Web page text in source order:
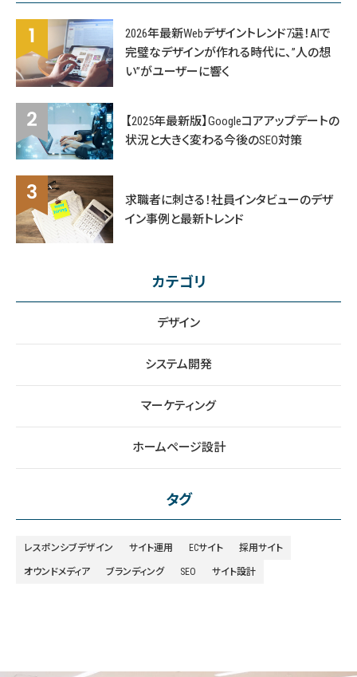
2026年最新Webデザイントレンド7選！AIで
完璧なデザインが作れる時代に、”人の想
い”がユーザーに響く
【2025年最新版】Googleコアアップデートの
状況と大きく変わる今後のSEO対策
求職者に刺さる！社員インタビューのデザ
イン事例と最新トレンド
カテゴリ
デザイン
システム開発
マーケティング
ホームページ設計
タグ
レスポンシブデザイン サイト運用 ECサイト 採用サイト
オウンドメディア ブランディング SEO サイト設計